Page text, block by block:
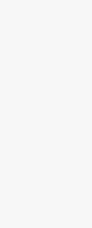
كما أن الزوجة
بطاعة الزواج
رمضان، قال
المرأة
وأطاعت
من أي أبواب
راحة والصوم
باحة، وكلهم
والمؤمنات.